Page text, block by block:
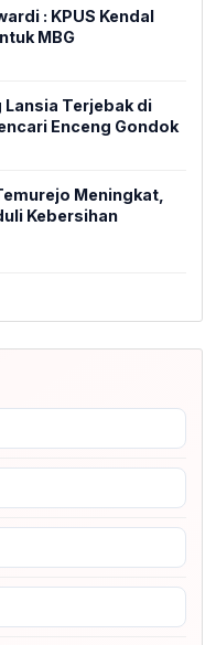
: KPUS Kendal
MBG
Lansia Terjebak di
Enceng Gondok
Meningkat,
Kebersihan